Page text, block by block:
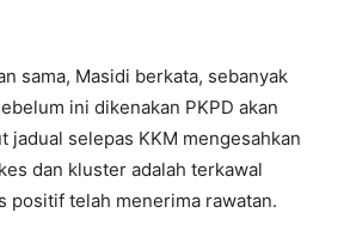
sama, Masidi berkata, sebanyak
ini dikenakan PKPD akan
jadual selepas KKM mengesahkan
dan kluster adalah terkawal
positif telah menerima rawatan.